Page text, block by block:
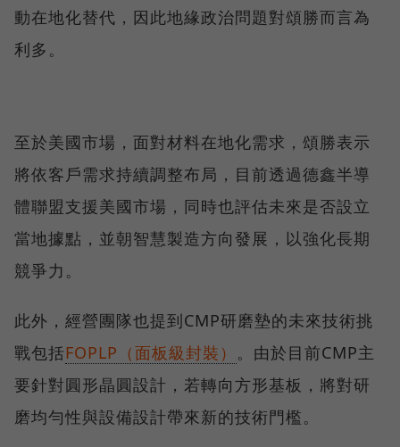
動在地化替代，因此地緣政治問題對頌勝而言為
利多。
至於美國市場，面對材料在地化需求，頌勝表示
將依客戶需求持續調整布局，目前透過德鑫半導
體聯盟支援美國市場，同時也評估未來是否設立
當地據點，並朝智慧製造方向發展，以強化長期
競爭力。
此外，經營團隊也提到CMP研磨墊的未來技術挑
戰包括FOPLP（面板級封裝） 。由於目前CMP主
要針對圓形晶圓設計，若轉向方形基板，將對研
磨均勻性與設備設計帶來新的技術門檻。